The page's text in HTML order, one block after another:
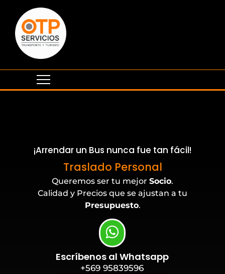
¡Arrendar un Bus nunca fue tan fácil!
Traslado Personal
Eventos Corporativos
Queremos ser tu mejor Socio.
Calidad y Precios que se ajustan a tu
Presupuesto.
Escríbenos al Whatsapp
+569 95839596